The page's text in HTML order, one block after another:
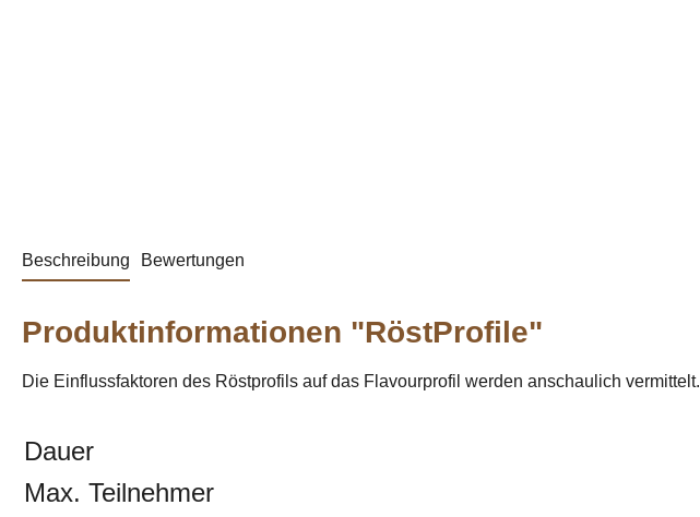
Beschreibung Bewertungen
Produktinformationen "RöstProfile"
Die Einflussfaktoren des Röstprofils auf das Flavourprofil werden anschaulich vermittelt.
Dauer
Max. Teilnehmer